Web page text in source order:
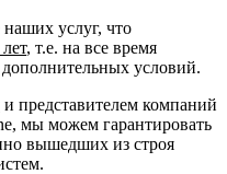
услуг, что
, т.е. на все время
условий.
и представителем компаний
мы можем гарантировать
вышедших из строя